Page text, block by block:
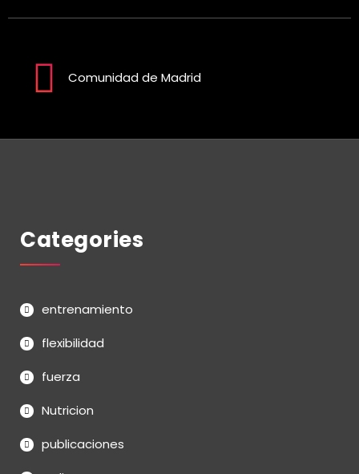
Comunidad de Madrid
Categories
entrenamiento
flexibilidad
fuerza
Nutricion
publicaciones